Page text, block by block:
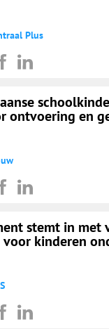
Plus
ontvoering en
stemt in met
kinderen